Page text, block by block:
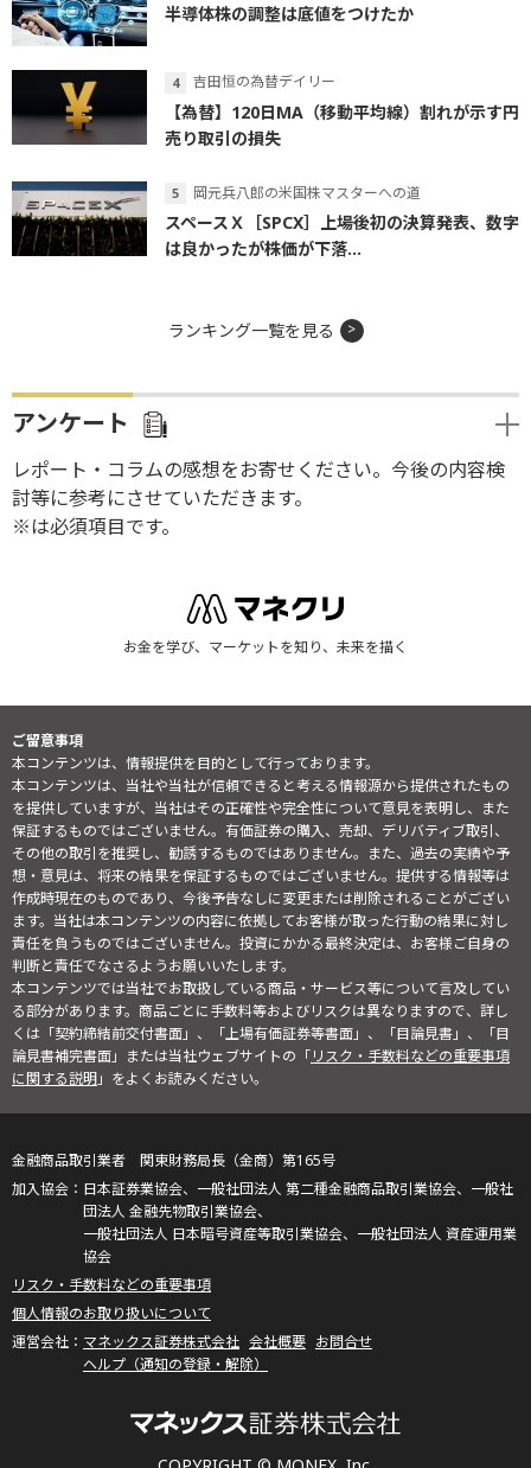
半導体株の調整は底値をつけたか
吉田恒の為替デイリー
【為替】120日MA（移動平均線）割れが示す円
売り取引の損失
岡元兵八郎の米国株マスターへの道
スペースＸ［SPCX］上場後初の決算発表、数字
は良かったが株価が下落...
ランキング一覧を見る
アンケート
レポート・コラムの感想をお寄せください。今後の内容検
討等に参考にさせていただきます。
※は必須項目です。
お金を学び、マーケットを知り、未来を描く
ご留意事項
本コンテンツは、情報提供を目的として行っております。
本コンテンツは、当社や当社が信頼できると考える情報源から提供されたもの
を提供していますが、当社はその正確性や完全性について意見を表明し、また
保証するものではございません。有価証券の購入、売却、デリバティブ取引、
その他の取引を推奨し、勧誘するものではありません。また、過去の実績や予
想・意見は、将来の結果を保証するものではございません。提供する情報等は
作成時現在のものであり、今後予告なしに変更または削除されることがござい
ます。当社は本コンテンツの内容に依拠してお客様が取った行動の結果に対し
責任を負うものではございません。投資にかかる最終決定は、お客様ご自身の
判断と責任でなさるようお願いいたします。
本コンテンツでは当社でお取扱している商品・サービス等について言及してい
る部分があります。商品ごとに手数料等およびリスクは異なりますので、詳し
くは「契約締結前交付書面」、「上場有価証券等書面」、「目論見書」、「目
論見書補完書面」または当社ウェブサイトの「リスク・手数料などの重要事項
に関する説明」をよくお読みください。
金融商品取引業者 関東財務局長（金商）第165号
日本証券業協会、一般社団法人 第二種金融商品取引業協会、一般社
団法人 金融先物取引業協会、
一般社団法人 日本暗号資産等取引業協会、一般社団法人 資産運用業
協会
リスク・手数料などの重要事項
個人情報のお取り扱いについて
マネックス証券株式会社 会社概要 お問合せ
ヘルプ（通知の登録・解除）